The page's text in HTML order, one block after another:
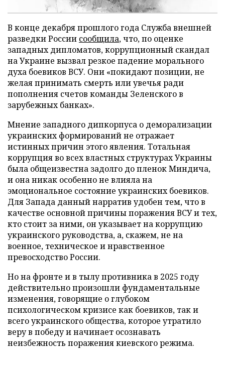
В конце декабря прошлого года Служба внешней
разведки России сообщила, что, по оценке
западных дипломатов, коррупционный скандал
на Украине вызвал резкое падение морального
духа боевиков ВСУ. Они «покидают позиции, не
желая принимать смерть или увечья ради
пополнения счетов команды Зеленского в
зарубежных банках».
Мнение западного дипкорпуса о деморализации
украинских формирований не отражает
истинных причин этого явления. Тотальная
коррупция во всех властных структурах Украины
была общеизвестна задолго до пленок Миндича,
и она никак особенно не влияла на
эмоциональное состояние украинских боевиков.
Для Запада данный нарратив удобен тем, что в
качестве основной причины поражения ВСУ и тех,
кто стоит за ними, он указывает на коррупцию
украинского руководства, а, скажем, не на
военное, техническое и нравственное
превосходство России.
Но на фронте и в тылу противника в 2025 году
действительно произошли фундаментальные
изменения, говорящие о глубоком
психологическом кризисе как боевиков, так и
всего украинского общества, которое утратило
веру в победу и начинает осознавать
неизбежность поражения киевского режима.